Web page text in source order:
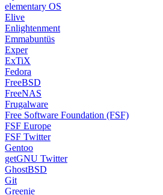
elementary OS
Elive
Enlightenment
Emmabuntüs
Exper
ExTiX
Fedora
FreeBSD
FreeNAS
Frugalware
Free Software Foundation (FSF)
FSF Europe
FSF Twitter
Gentoo
getGNU Twitter
GhostBSD
Git
Greenie